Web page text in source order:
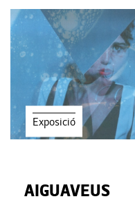
Exposició
AIGUAVEUS